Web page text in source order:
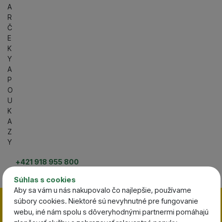
Súhlas s cookies
Aby sa vám u nás nakupovalo čo najlepšie, používame
súbory cookies. Niektoré sú nevyhnutné pre fungovanie
webu, iné nám spolu s dôveryhodnými partnermi pomáhajú
A
R
Č
E
K
Y
A
P
O
U
K
A
Z
Y
+421 918 955 800
So 08:00 - 13:00
Totálny VÝPREDAJ skladu
Zľavy končia za:2:12:57:05